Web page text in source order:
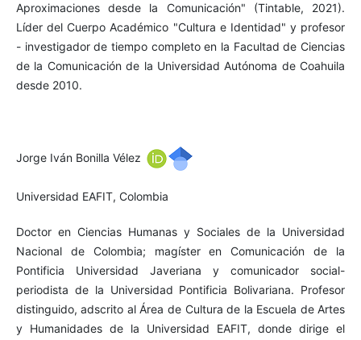
Aproximaciones desde la Comunicación" (Tintable, 2021).
Líder del Cuerpo Académico "Cultura e Identidad" y profesor
- investigador de tiempo completo en la Facultad de Ciencias
de la Comunicación de la Universidad Autónoma de Coahuila
desde 2010.
Jorge Iván Bonilla Vélez
Universidad EAFIT, Colombia
Doctor en Ciencias Humanas y Sociales de la Universidad
Nacional de Colombia; magíster en Comunicación de la
Pontificia Universidad Javeriana y comunicador social-
periodista de la Universidad Pontificia Bolivariana. Profesor
distinguido, adscrito al Área de Cultura de la Escuela de Artes
y Humanidades de la Universidad EAFIT, donde dirige el